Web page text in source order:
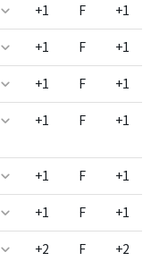
+1 F +1
+1 F +1
+1 F +1
+1 F +1
+1 F +1
+1 F +1
+2 F +2